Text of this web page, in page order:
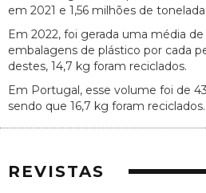
em 2021 e 1,56 milhões de
Em 2022, foi gerada uma média
embalagens de plástico por cada
destes, 14,7 kg foram reciclados.
Em Portugal, esse volume foi de
sendo que 16,7 kg foram reciclados.
REVISTAS